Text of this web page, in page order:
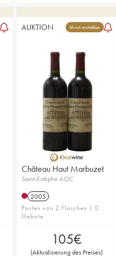
AUKTION Mwst. erstattbar
Château Haut Marbuzet
Saint-Estèphe AOC
2005
Posten von 2 Flaschen | 0
Gebote
105€
(Aktualisierung des Preises)